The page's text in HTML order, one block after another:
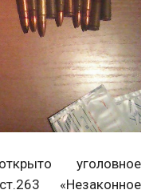
уголовное
«Незаконное